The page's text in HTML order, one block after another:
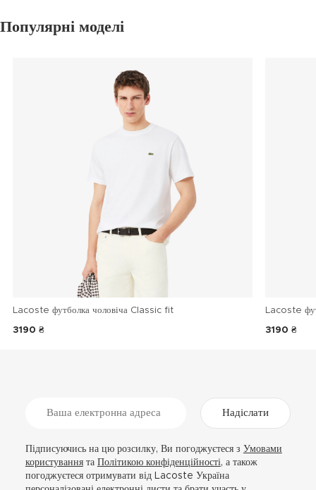
Популярні моделі
Lacoste футболка чоловіча Classic fit
3190 ₴
Lacoste
3190 ₴
Надіслати
Підписуючись на цю розсилку, Ви погоджуєтеся з Умовами
користуваннята Політикою конфіденційності, а також
погоджуєтеся отримувати від Lacoste Україна